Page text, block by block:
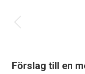
navigation
Förslag till en